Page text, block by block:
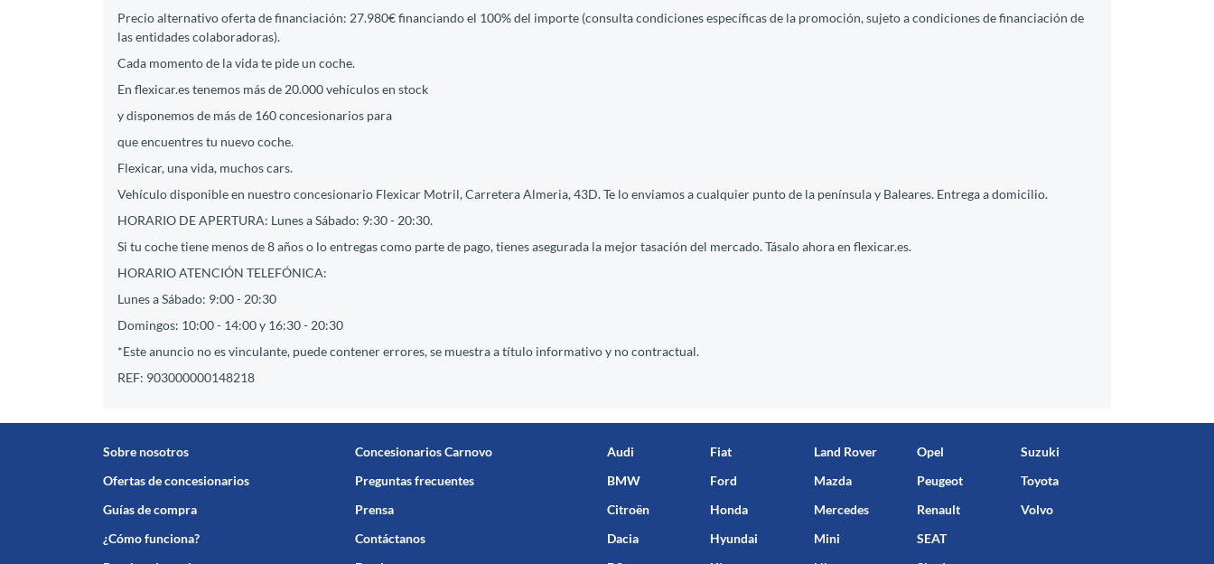
Precio alternativo oferta de financiación: 27.980€ financiando el 100% del importe (consulta condiciones específicas de la promoción, sujeto a condiciones de financiación de
las entidades colaboradoras).
Cada momento de la vida te pide un coche.
En flexicar.es tenemos más de 20.000 vehículos en stock
y disponemos de más de 160 concesionarios para
que encuentres tu nuevo coche.
Flexicar, una vida, muchos cars.
Vehículo disponible en nuestro concesionario Flexicar Motril, Carretera Almeria, 43D. Te lo enviamos a cualquier punto de la península y Baleares. Entrega a domicilio.
HORARIO DE APERTURA: Lunes a Sábado: 9:30 - 20:30.
Si tu coche tiene menos de 8 años o lo entregas como parte de pago, tienes asegurada la mejor tasación del mercado. Tásalo ahora en flexicar.es.
HORARIO ATENCIÓN TELEFÓNICA:
Lunes a Sábado: 9:00 - 20:30
Domingos: 10:00 - 14:00 y 16:30 - 20:30
*Este anuncio no es vinculante, puede contener errores, se muestra a título informativo y no contractual.
REF: 903000000148218
Sobre nosotros
Ofertas de concesionarios
Guías de compra
¿Cómo funciona?
Concesionarios Carnovo
Preguntas frecuentes
Prensa
Contáctanos
Audi
BMW
Citroën
Dacia
Fiat
Ford
Honda
Hyundai
Land Rover
Mazda
Mercedes
Mini
Opel
Peugeot
Renault
SEAT
Suzuki
Toyota
Volvo